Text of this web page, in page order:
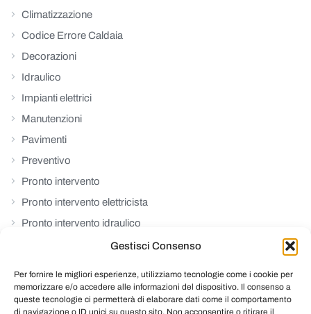
Gestisci Consenso
Per fornire le migliori esperienze, utilizziamo tecnologie come i cookie per
memorizzare e/o accedere alle informazioni del dispositivo. Il consenso a
queste tecnologie ci permetterà di elaborare dati come il comportamento
di navigazione o ID unici su questo sito. Non acconsentire o ritirare il
Climatizzazione
Codice Errore Caldaia
Decorazioni
Idraulico
Impianti elettrici
Manutenzioni
Pavimenti
Preventivo
Pronto intervento
Pronto intervento elettricista
Pronto intervento idraulico
Ristrutturazioni
Senza Categoria